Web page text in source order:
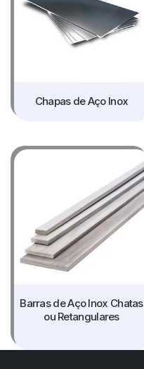
Chapas de Aço Inox
Barras de Aço Inox Chatas
ou Retangulares